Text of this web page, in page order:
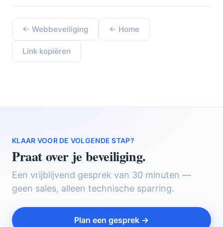
← Webbeveiliging ← Home
Link kopiëren
KLAAR VOOR DE VOLGENDE STAP?
Praat over je beveiliging.
Een vrijblijvend gesprek van 30 minuten —
geen sales, alleen technische sparring.
Plan een gesprek →